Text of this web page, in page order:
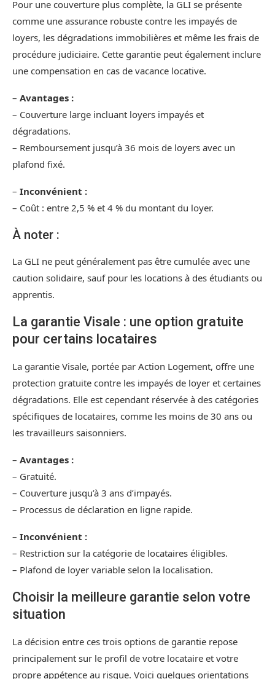
Pour une couverture plus complète, la GLI se présente
comme une assurance robuste contre les impayés de
loyers, les dégradations immobilières et même les frais de
procédure judiciaire. Cette garantie peut également inclure
une compensation en cas de vacance locative.
– Avantages :
– Couverture large incluant loyers impayés et
dégradations.
– Remboursement jusqu’à 36 mois de loyers avec un
plafond fixé.
– Inconvénient :
– Coût : entre 2,5 % et 4 % du montant du loyer.
À noter :
La GLI ne peut généralement pas être cumulée avec une
caution solidaire, sauf pour les locations à des étudiants ou
apprentis.
La garantie Visale : une option gratuite
pour certains locataires
La garantie Visale, portée par Action Logement, offre une
protection gratuite contre les impayés de loyer et certaines
dégradations. Elle est cependant réservée à des catégories
spécifiques de locataires, comme les moins de 30 ans ou
les travailleurs saisonniers.
– Avantages :
– Gratuité.
– Couverture jusqu’à 3 ans d’impayés.
– Processus de déclaration en ligne rapide.
– Inconvénient :
– Restriction sur la catégorie de locataires éligibles.
– Plafond de loyer variable selon la localisation.
Choisir la meilleure garantie selon votre
situation
La décision entre ces trois options de garantie repose
principalement sur le profil de votre locataire et votre
propre appétence au risque. Voici quelques orientations